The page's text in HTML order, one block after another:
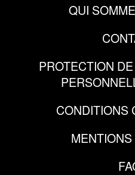
QUI
PROTECTION
CONDITIONS